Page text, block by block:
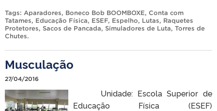
Tags: Aparadores, Boneco Bob BOOMBOXE, Conta com
Tatames, Educação Física, ESEF, Espelho, Lutas, Raquetes
Protetores, Sacos de Pancada, Simuladores de Luta, Torres de
Chutes.
Musculação
27/04/2016
Unidade: Escola Superior de
Educação Física (ESEF)